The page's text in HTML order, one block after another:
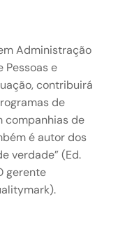
Administração
Pessoas e
contribuirá
de
companhias de
é autor dos
verdade” (Ed.
gerente